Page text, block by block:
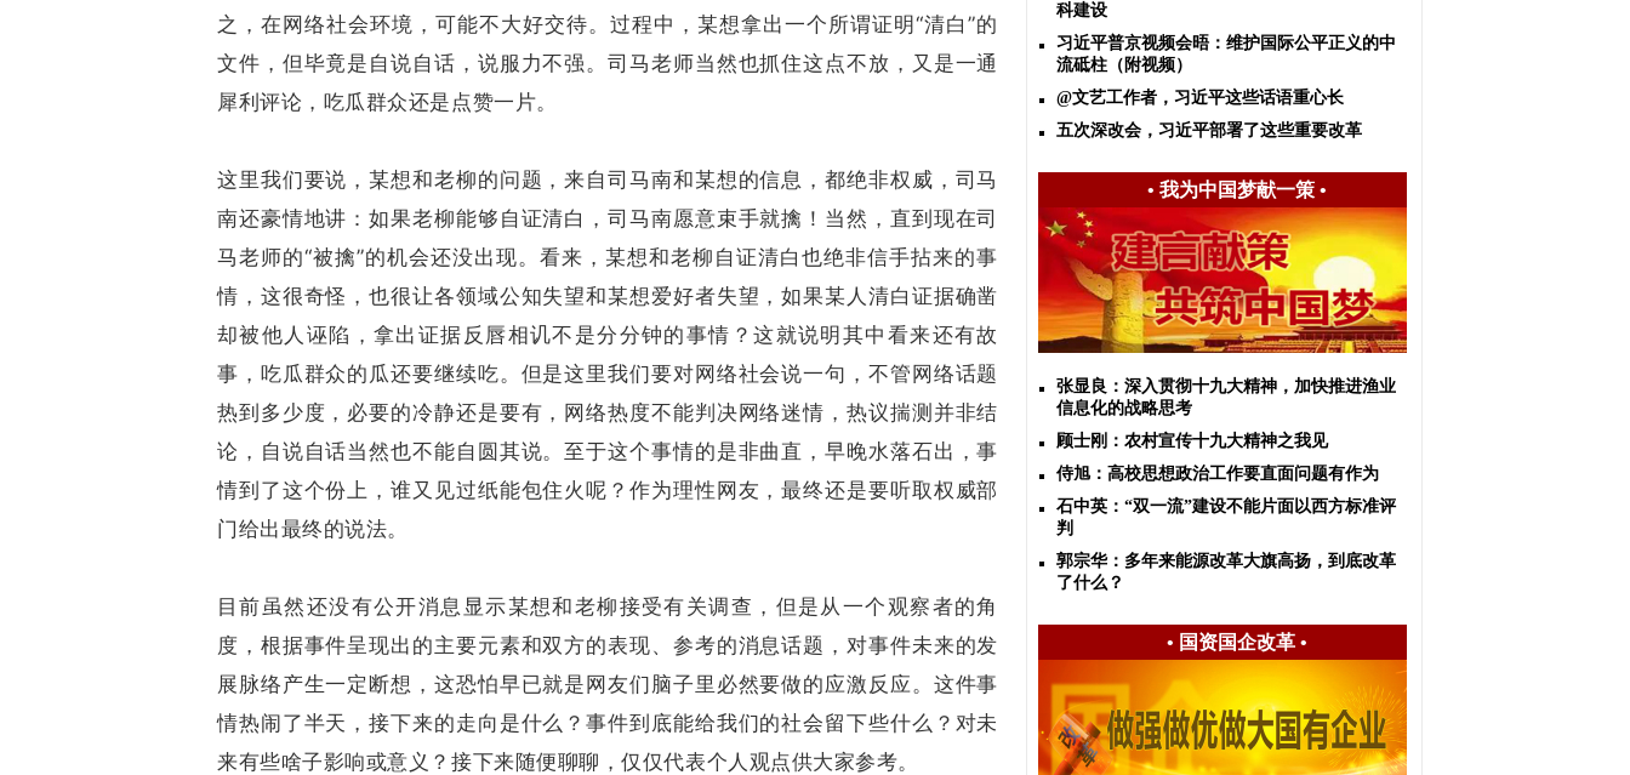
之，在网络社会环境，可能不大好交待。过程中，某想拿出一个所谓证明“清白”的
文件，但毕竟是自说自话，说服力不强。司马老师当然也抓住这点不放，又是一通
犀利评论，吃瓜群众还是点赞一片。
这里我们要说，某想和老柳的问题，来自司马南和某想的信息，都绝非权威，司马
南还豪情地讲：如果老柳能够自证清白，司马南愿意束手就擒！当然，直到现在司
马老师的“被擒”的机会还没出现。看来，某想和老柳自证清白也绝非信手拈来的事
情，这很奇怪，也很让各领域公知失望和某想爱好者失望，如果某人清白证据确凿
却被他人诬陷，拿出证据反唇相讥不是分分钟的事情？这就说明其中看来还有故
事，吃瓜群众的瓜还要继续吃。但是这里我们要对网络社会说一句，不管网络话题
热到多少度，必要的冷静还是要有，网络热度不能判决网络迷情，热议揣测并非结
论，自说自话当然也不能自圆其说。至于这个事情的是非曲直，早晚水落石出，事
情到了这个份上，谁又见过纸能包住火呢？作为理性网友，最终还是要听取权威部
门给出最终的说法。
目前虽然还没有公开消息显示某想和老柳接受有关调查，但是从一个观察者的角
度，根据事件呈现出的主要元素和双方的表现、参考的消息话题，对事件未来的发
展脉络产生一定断想，这恐怕早已就是网友们脑子里必然要做的应激反应。这件事
情热闹了半天，接下来的走向是什么？事件到底能给我们的社会留下些什么？对未
来有些啥子影响或意义？接下来随便聊聊，仅仅代表个人观点供大家参考。
科建设
习近平普京视频会晤：维护国际公平正义的中
流砥柱（附视频）
@文艺工作者，习近平这些话语重心长
五次深改会，习近平部署了这些重要改革
• 我为中国梦献一策•
张显良：深入贯彻十九大精神，加快推进渔业
信息化的战略思考
顾士刚：农村宣传十九大精神之我见
侍旭：高校思想政治工作要直面问题有作为
石中英：“双一流”建设不能片面以西方标准评
判
郭宗华：多年来能源改革大旗高扬，到底改革
了什么？
• 国资国企改革•